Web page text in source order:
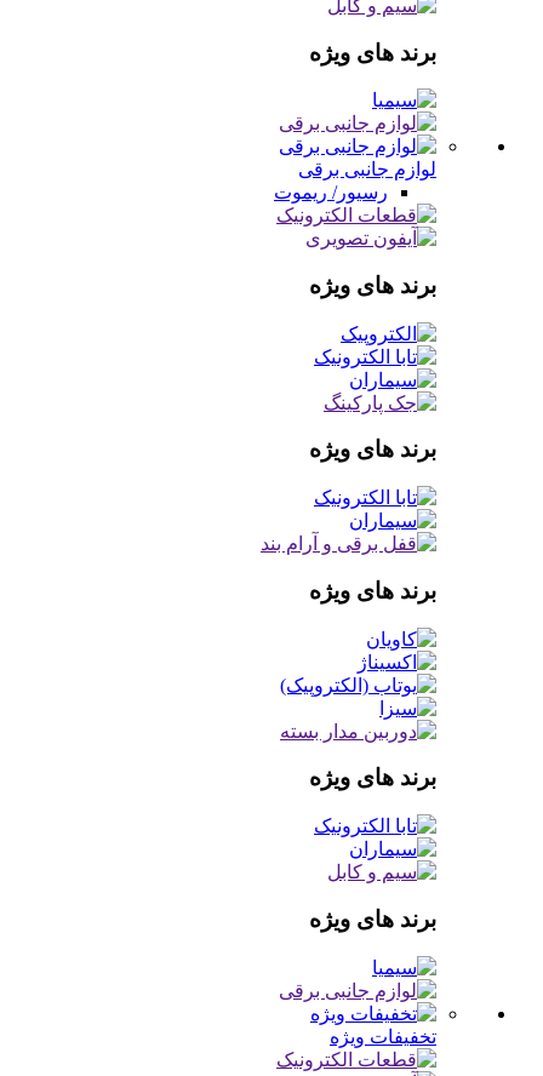
برند های ویژه
لوازم جانبی برقی
رسیور/ ریموت
برند های ویژه
برند های ویژه
برند های ویژه
برند های ویژه
برند های ویژه
تخفیفات ویژه